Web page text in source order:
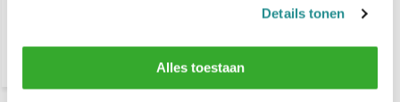
Details tonen
Alles toestaan